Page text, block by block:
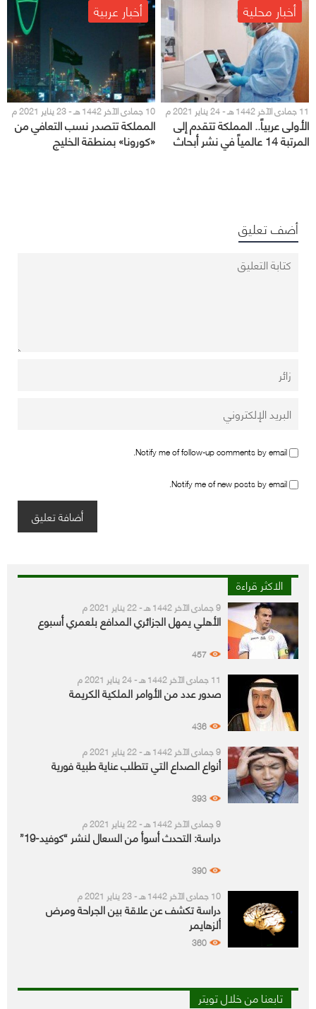
أخبار محلية
11 جمادى الآخر 1442 هـ - 24 يناير 2021 م
الأولى عربياً.. المملكة تتقدم إلى
المرتبة 14 عالمياً في نشر أبحاث
أخبار عربية
10 جمادى الآخر 1442 هـ - 23 يناير 2021 م
المملكة تتصدر نسب التعافي من
«كورونا» بمنطقة الخليج
أضف تعليق
Notify me of follow-up comments by email.
Notify me of new posts by email.
الاكثر قراءة
9 جمادى الآخر 1442 هـ - 22 يناير 2021 م
الأهلي يمهل الجزائري المدافع بلعمري أسبوع
457
11 جمادى الآخر 1442 هـ - 24 يناير 2021 م
صدور عدد من الأوامر الملكية الكريمة
436
9 جمادى الآخر 1442 هـ - 22 يناير 2021 م
أنواع الصداع التي تتطلب عناية طبية فورية
393
9 جمادى الآخر 1442 هـ - 22 يناير 2021 م
دراسة: التحدث أسوأ من السعال لنشر “كوفيد-19”
390
10 جمادى الآخر 1442 هـ - 23 يناير 2021 م
دراسة تكشف عن علاقة بين الجراحة ومرض
ألزهايمر
360
تابعنا من خلال تويتر